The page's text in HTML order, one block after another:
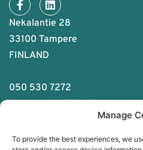
Manage
To provide the best experiences, we
Nekalantie 28
33100 Tampere
FINLAND
050 530 7272